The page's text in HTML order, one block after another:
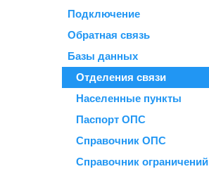
Подключение
Обратная связь
Базы данных
Отделения связи
Населенные пункты
Паспорт ОПС
Справочник ОПС
Справочник ограничений